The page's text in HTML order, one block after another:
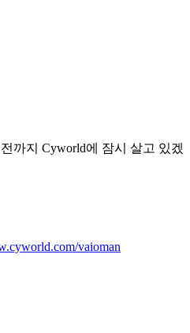
에 잠시 살고 있겠
vaioman